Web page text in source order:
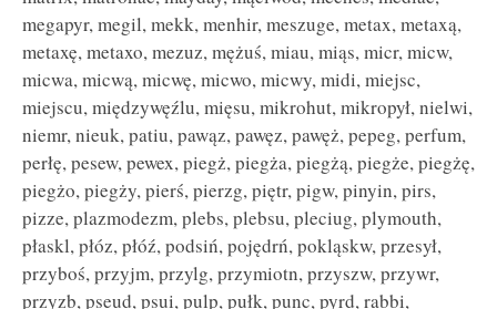
megapyr, megil, mekk, menhir, meszuge, metax, metaxą,
metaxę, metaxo, mezuz, mężuś, miau, miąs, micr, micw,
micwa, micwą, micwę, micwo, micwy, midi, miejsc,
miejscu, międzywęźlu, mięsu, mikrohut, mikropył, nielwi,
niemr, nieuk, patiu, pawąz, pawęz, pawęż, pepeg, perfum,
perłę, pesew, pewex, piegż, piegża, piegżą, piegże, piegżę,
piegżo, piegży, pierś, pierzg, piętr, pigw, pinyin, pirs,
pizze, plazmodezm, plebs, plebsu, pleciug, plymouth,
płaskl, płóz, płóź, podsiń, pojędrń, pokląskw, przesył,
przyboś, przyjm, przylg, przymiotn, przyszw, przywr,
przyzb, pseud, psui, pulp, pułk, punc, pyrd, rabbi,